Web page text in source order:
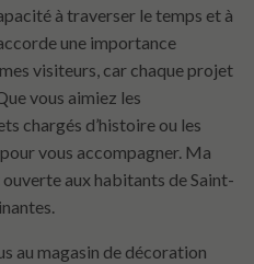
à traverser le temps et à
une importance
visiteurs, car chaque projet
vous aimiez les
chargés d’histoire ou les
vous accompagner. Ma
ouverte aux habitants de Saint-
au magasin de décoration